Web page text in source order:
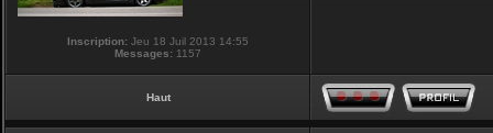
Inscription: Jeu 18 Juil 2013 14:55
Messages: 1157
Haut